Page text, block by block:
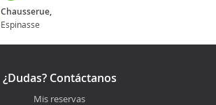
Chausserue,
Espinasse
¿Dudas? Contáctanos
Mis reservas